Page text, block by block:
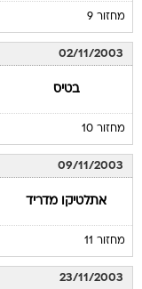
מחזור 9
02/11/2003
בטיס
מחזור 10
09/11/2003
אתלטיקו מדריד
מחזור 11
23/11/2003